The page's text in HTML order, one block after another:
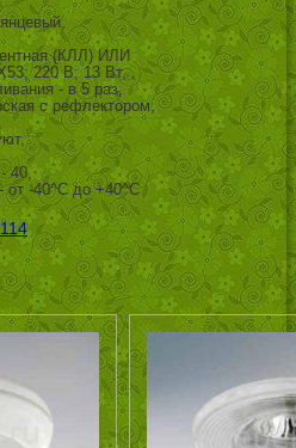
(КЛЛ) ИЛИ
220 В; 13 Вт, ,
- в 5 раз,
с рефлектором,
40,
от -40^C до +40^C